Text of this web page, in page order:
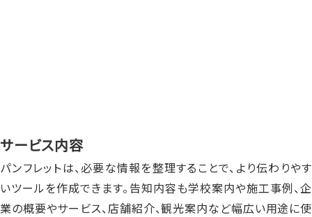
サービス内容
パンフレットは、必要な情報を整理することで、より伝わりやす
いツールを作成できます。告知内容も学校案内や施工事例、企
業の概要やサービス、店舗紹介、観光案内など幅広い用途に使